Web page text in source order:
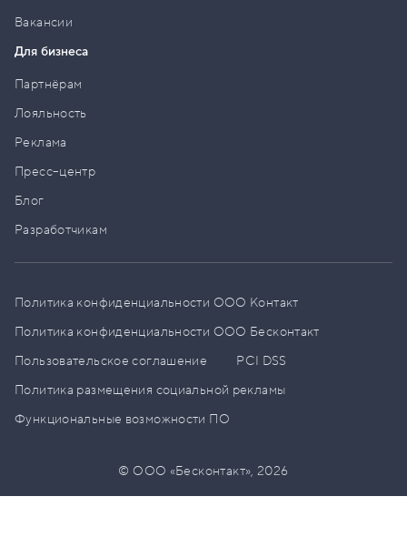
Вакансии
Для бизнеса
Партнёрам
Лояльность
Реклама
Пресс–центр
Блог
Разработчикам
Политика конфиденциальности ООО Контакт
Политика конфиденциальности ООО Бесконтакт
Пользовательское соглашение
PCI DSS
Политика размещения социальной рекламы
Функциональные возможности ПО
© ООО «Бесконтакт»,2026